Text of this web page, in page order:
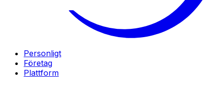
Personligt
Företag
Plattform